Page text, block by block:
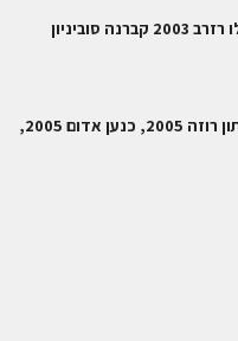
יקב דלתון משיק מרלו רזרב 2003 קברנה סוביניון
יקב דלתון משיק דלתון רוזה 2005, כנען אדום 2005,